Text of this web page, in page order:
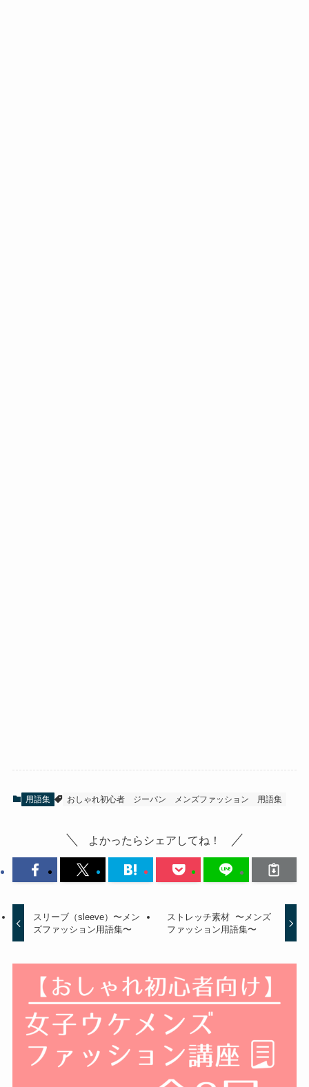
用語集 おしゃれ初心者 ジーパン メンズファッション 用語集
よかったらシェアしてね！
スリーブ（sleeve）〜メン
ズファッション用語集〜
ストレッチ素材 〜メンズ
ファッション用語集〜